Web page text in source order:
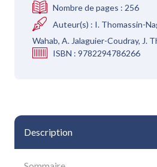
Nombre de pages : 256
Auteur(s) : I. Thomassin-
Wahab, A. Jalaguier-Coudray, J.
ISBN : 9782294786266
Description